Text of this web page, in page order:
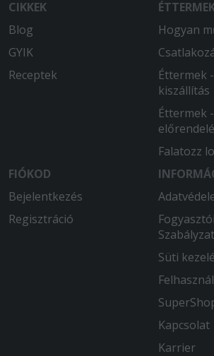
CIKKEK
Blog
GYIK
Receptek
Hogyan
Éttermek
kiszállítás
Éttermek
Falatozz
FIÓKOD
Bejelentkezés
Regisztráció
Szabályzat
Süti
Kapcsolat
Karrier